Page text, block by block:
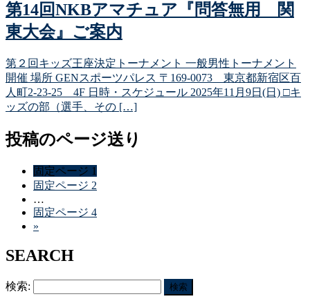
第14回NKBアマチュア『問答無用 関
東大会』ご案内
第２回キッズ王座決定トーナメント 一般男性トーナメント
開催 場所 GENスポーツパレス 〒169-0073 東京都新宿区百
人町2-23-25 4F 日時・スケジュール 2025年11月9日(日) □キ
ッズの部（選手、その […]
投稿のページ送り
固定ページ 1
固定ページ 2
…
固定ページ 4
»
SEARCH
検索: